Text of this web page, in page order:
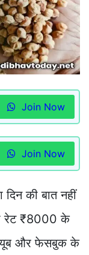
Join Now
Join Now
दिन की बात नहीं
रेट ₹8000 के
और फेसबुक के